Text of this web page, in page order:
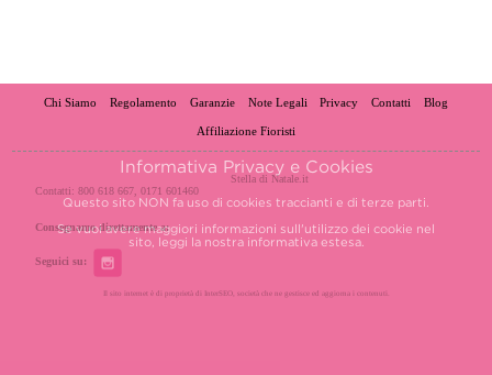
Chi Siamo Regolamento Garanzie Note Legali Privacy Contatti Blog
Affiliazione Fioristi
Stella di Natale.it
Contatti: 800 618 667, 0171 601460
Consegnamo direttamente a:
Seguici su:
Il sito internet è di proprietà di InterSEO, società che ne gestisce ed aggiorna i contenuti.
Informativa Privacy e Cookies
Questo sito NON fa uso di cookies traccianti e di terze parti.
Se vuoi avere maggiori informazioni sull'utilizzo dei cookie nel
sito, leggi la nostra informativa estesa.